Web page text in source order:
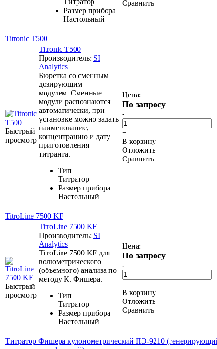
Размер прибора
Настольный
Сравнить
Titronic T500
Быстрый
просмотр
Titronic T500
Производитель: SI
Analytics
Бюретка со сменным
дозирующим
модулем. Сменные
модули распознаются
автоматически, при
установке можно задать
наименование,
концентрацию и дату
приготовления
титранта.
Тип
Титратор
Размер прибора
Настольный
Цена:
По запросу
-
+
В корзину
Отложить
Сравнить
TitroLine 7500 KF
Быстрый
просмотр
TitroLine 7500 KF
Производитель: SI
Analytics
TitroLine 7500 KF для
волюметрического
(объемного) анализа по
методу К. Фишера.
Тип
Титратор
Размер прибора
Настольный
Цена:
По запросу
-
+
В корзину
Отложить
Сравнить
Титратор Фишера кулонометрический ПЭ-9210